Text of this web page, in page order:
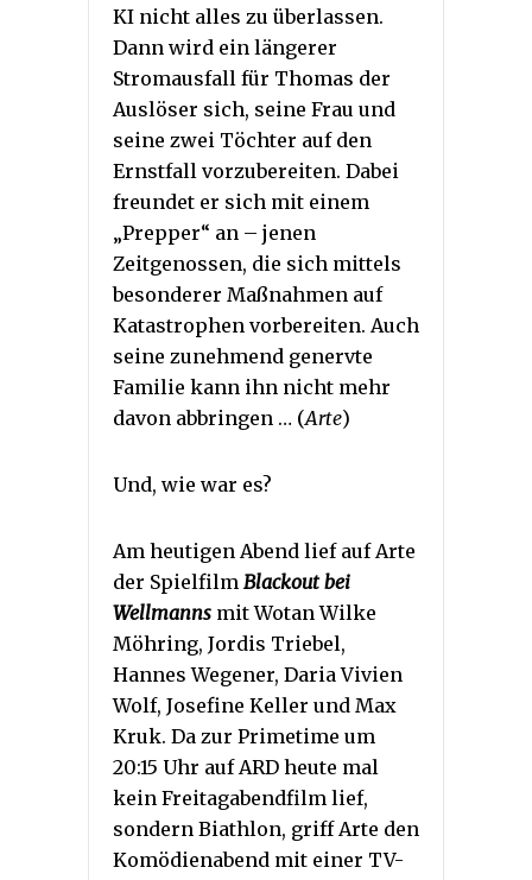
KI nicht alles zu überlassen.
Dann wird ein längerer
Stromausfall für Thomas der
Auslöser sich, seine Frau und
seine zwei Töchter auf den
Ernstfall vorzubereiten. Dabei
freundet er sich mit einem
„Prepper“ an – jenen
Zeitgenossen, die sich mittels
besonderer Maßnahmen auf
Katastrophen vorbereiten. Auch
seine zunehmend genervte
Familie kann ihn nicht mehr
davon abbringen … (Arte)
Und, wie war es?
Am heutigen Abend lief auf Arte
der Spielfilm Blackout bei
Wellmanns mit Wotan Wilke
Möhring, Jordis Triebel,
Hannes Wegener, Daria Vivien
Wolf, Josefine Keller und Max
Kruk. Da zur Primetime um
20:15 Uhr auf ARD heute mal
kein Freitagabendfilm lief,
sondern Biathlon, griff Arte den
Komödienabend mit einer TV-